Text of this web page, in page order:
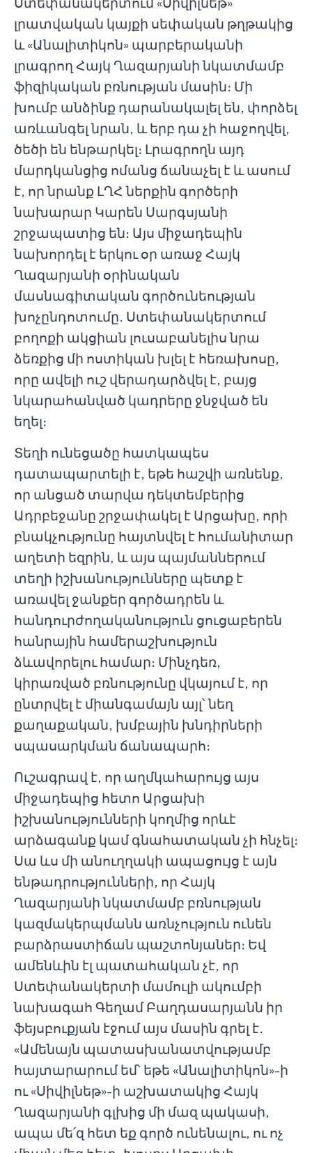
լրատվական կայքի սեփական թղթակից
և «Անալիտիկոն» պարբերականի
լրագրող Հայկ Ղազարյանի նկատմամբ
ֆիզիկական բռնության մասին։ Մի
խումբ անձինք դարանակալել են, փորձել
առևանգել նրան, և երբ դա չի հաջողվել,
ծեծի են ենթարկել։ Լրագրողն այդ
մարդկանցից ոմանց ճանաչել է և ասում
է, որ նրանք ԼՂՀ ներքին գործերի
նախարար Կարեն Սարգսյանի
շրջապատից են։ Այս միջադեպին
նախորդել է երկու օր առաջ Հայկ
Ղազարյանի օրինական
մասնագիտական գործունեության
խոչընդոտումը․ Ստեփանակերտում
բողոքի ակցիան լուսաբանելիս նրա
ձեռքից մի ոստիկան խլել է հեռախոսը,
որը ավելի ուշ վերադարձվել է, բայց
նկարահանված կադրերը ջնջված են
եղել։
Տեղի ունեցածը հատկապես
դատապարտելի է, եթե հաշվի առնենք,
որ անցած տարվա դեկտեմբերից
Ադրբեջանը շրջափակել է Արցախը, որի
բնակչությունը հայտնվել է հումանիտար
աղետի եզրին, և այս պայմաններում
տեղի իշխանությունները պետք է
առավել ջանքեր գործադրեն և
հանդուրժողականություն ցուցաբերեն
հանրային համերաշխություն
ձևավորելու համար։ Մինչդեռ,
կիրառված բռնությունը վկայում է, որ
ընտրվել է միանգամայն այլ՝ նեղ
քաղաքական, խմբային խնդիրների
սպասարկման ճանապարհ։
Ուշագրավ է, որ աղմկահարույց այս
միջադեպից հետո Արցախի
իշխանությունների կողմից որևէ
արձագանք կամ գնահատական չի հնչել։
Սա ևս մի անուղղակի ապացույց է այն
ենթադրությունների, որ Հայկ
Ղազարյանի նկատմամբ բռնության
կազմակերպմանն առնչություն ունեն
բարձրաստիճան պաշտոնյաներ։ Եվ
ամենևին էլ պատահական չէ, որ
Ստեփանակերտի մամուլի ակումբի
նախագահ Գեղամ Բաղդասարյանն իր
ֆեյսբուքյան էջում այս մասին գրել է․
«Ամենայն պատասխանատվությամբ
հայտարարում եմ՝ եթե «Անալիտիկոն»-ի
ու «Սիվիլնեթ»-ի աշխատակից Հայկ
Ղազարյանի գլխից մի մազ պակասի,
ապա մե՛զ հետ եք գործ ունենալու, ու ոչ